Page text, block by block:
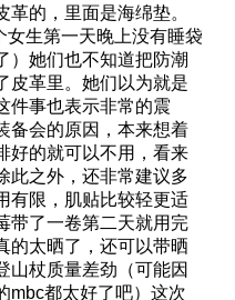
的，里面是海绵垫。
女生第一天晚上没有睡袋
）她们也不知道把防潮
皮革里。她们以为就是
件事也表示非常的震
备会的原因，本来想着
好的就可以不用，看来
此之外，还非常建议多
有限，肌贴比较轻更适
带了一卷第二天就用完
的太晒了，还可以带晒
山杖质量差劲（可能因
mbc都太好了吧）这次